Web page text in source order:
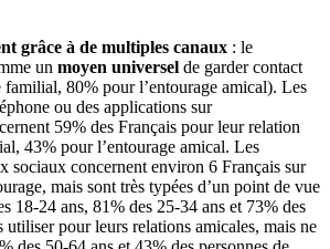
grâce à de multiples canaux : le
un moyen universel de garder contact
familial, 80% pour l’entourage amical). Les
ou des applications sur
59% des Français pour leur relation
43% pour l’entourage amical. Les
sociaux concernent environ 6 Français sur
mais sont très typées d’un point de vue
18-24 ans, 81% des 25-34 ans et 73% des
utiliser pour leurs relations amicales, mais ne